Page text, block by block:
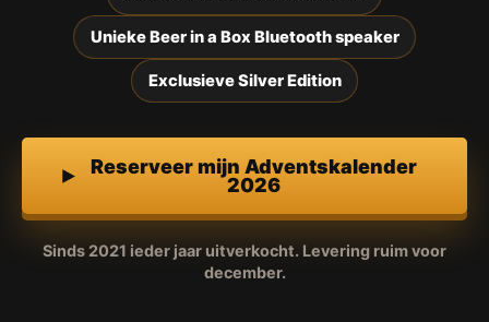
Unieke Beer in a Box Bluetooth speaker
Exclusieve Silver Edition
Reserveer mijn Adventskalender
2026
Sinds 2021 ieder jaar uitverkocht. Levering ruim voor
december.